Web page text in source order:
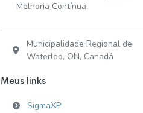
Melhoria Contínua.
Municipalidade Regional de
Waterloo, ON, Canadá
Meus links
SigmaXP